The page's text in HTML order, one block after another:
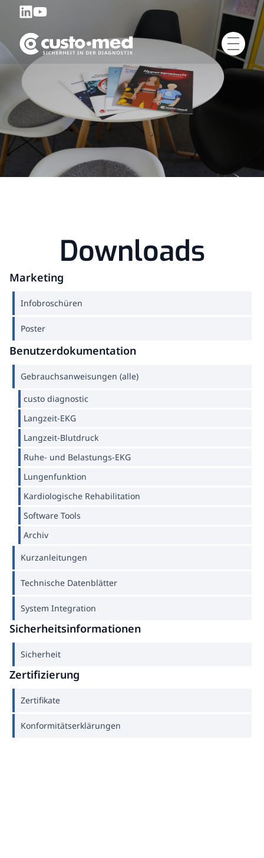
Downloads
Marketing
Infobroschüren
Poster
Benutzerdokumentation
Gebrauchsanweisungen (alle)
custo diagnostic
Langzeit-EKG
Langzeit-Blutdruck
Ruhe- und Belastungs-EKG
Lungenfunktion
Kardiologische Rehabilitation
Software Tools
Archiv
Kurzanleitungen
Technische Datenblätter
System Integration
Sicherheitsinformationen
Sicherheit
Zertifizierung
Zertifikate
Konformitätserklärungen